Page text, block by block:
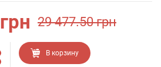
грн 29 477.50грн
В корзину